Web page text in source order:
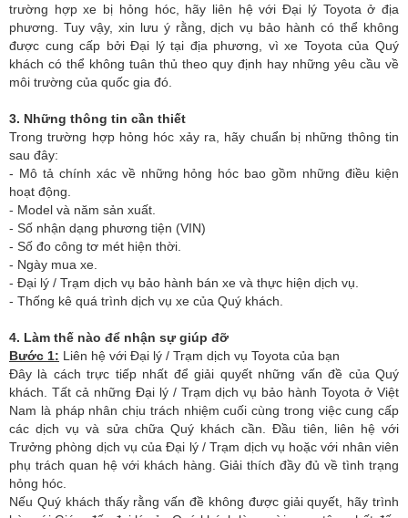
trường hợp xe bị hỏng hóc, hãy liên hệ với Ðại lý Toyota ở địa
phương. Tuy vậy, xin lưu ý rằng, dịch vụ bảo hành có thể không
được cung cấp bởi Đại lý tại địa phương, vì xe Toyota của Quý
khách có thể không tuân thủ theo quy định hay những yêu cầu về
môi trường của quốc gia đó.
3. Những thông tin cần thiết
Trong trường hợp hỏng hóc xảy ra, hãy chuẩn bị những thông tin
sau đây:
- Mô tả chính xác về những hỏng hóc bao gồm những điều kiện
hoạt động.
- Model và năm sản xuất.
- Số nhận dạng phương tiện (VIN)
- Số đo công tơ mét hiện thời.
- Ngày mua xe.
- Ðại lý / Trạm dịch vụ bảo hành bán xe và thực hiện dịch vụ.
- Thống kê quá trình dịch vụ xe của Quý khách.
4. Làm thế nào để nhận sự giúp đỡ
Bước 1: Liên hệ với Đại lý / Trạm dịch vụ Toyota của bạn
Đây là cách trực tiếp nhất để giải quyết những vấn đề của Quý
khách. Tất cả những Đại lý / Trạm dịch vụ bảo hành Toyota ở Việt
Nam là pháp nhân chịu trách nhiệm cuối cùng trong việc cung cấp
các dịch vụ và sửa chữa Quý khách cần. Ðầu tiên, liên hệ với
Trưởng phòng dịch vụ của Đại lý / Trạm dịch vụ hoặc với nhân viên
phụ trách quan hệ với khách hàng. Giải thích đầy đủ về tình trạng
hỏng hóc.
Nếu Quý khách thấy rằng vấn đề không được giải quyết, hãy trình